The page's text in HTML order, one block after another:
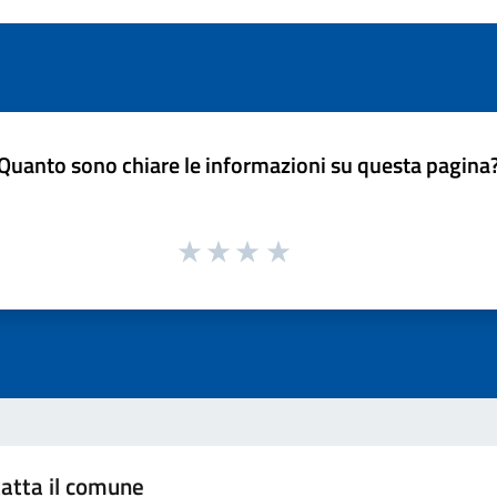
sono chiare le informazioni su questa
il comune